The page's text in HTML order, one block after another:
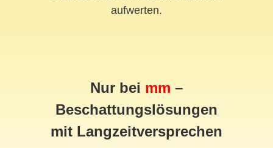
aufwerten.
Nur bei mm –
Beschattungslösungen
mit Langzeitversprechen